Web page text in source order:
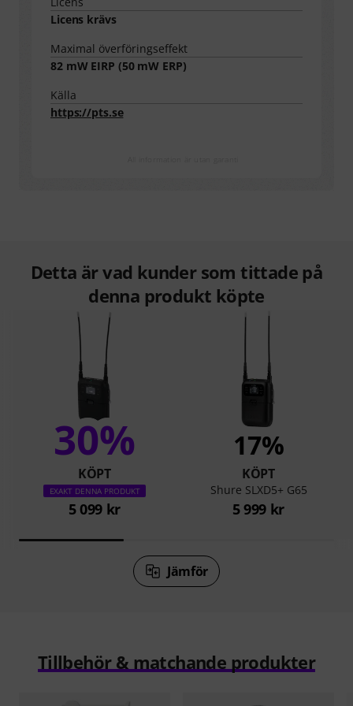
Licens krävs
Maximal överföringseffekt
82mW EIRP (50mW ERP)
Källa
https://pts.se
Detta är vad kunder som tittade på
denna produkt köpte
30%
KÖPT
EXAKT DENNA PRODUKT
5 099 kr
17%
KÖPT
Shure SLXD5+ G65
5 999 kr
Jämför
Tillbehör & matchande produkter